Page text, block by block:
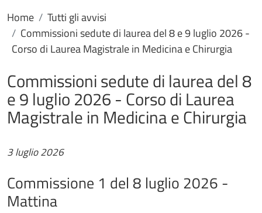
Home
Tutti gli avvisi
Commissioni sedute di laurea del 8 e 9 luglio 2026 -
Corso di Laurea Magistrale in Medicina e Chirurgia
Commissioni sedute di laurea del 8
e 9 luglio 2026 - Corso di Laurea
Magistrale in Medicina e Chirurgia
3 luglio 2026
Commissione 1 del 8 luglio 2026 -
Mattina